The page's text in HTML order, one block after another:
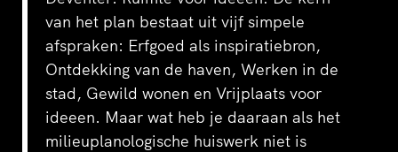
van het plan bestaat uit vijf simpele
afspraken: Erfgoed als inspiratiebron,
Ontdekking van de haven, Werken in de
stad, Gewild wonen en Vrijplaats voor
ideeen. Maar wat heb je daaraan als het
milieuplanologische huiswerk niet is